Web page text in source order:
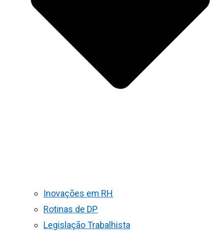
Inovações em RH
Rotinas de DP
Legislação Trabalhista